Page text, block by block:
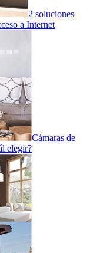
2 soluciones
a Internet
Cámaras de
elegir?